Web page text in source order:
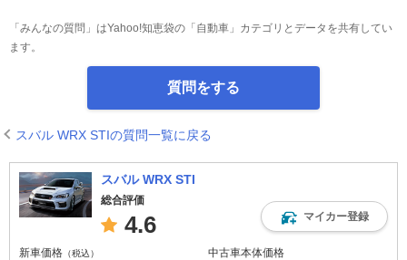
「みんなの質問」はYahoo!知恵袋の「自動車」カテゴリとデータを共有してい
ます。
質問をする
スバル WRX STIの質問一覧に戻る
スバル WRX STI
総合評価
4.6 マイカー登録
新車価格 （税込） 中古車本体価格